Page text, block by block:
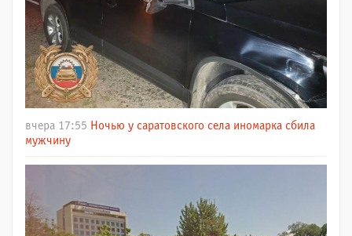
вчера 17:55 Ночью у саратовского села иномарка сбила
мужчину